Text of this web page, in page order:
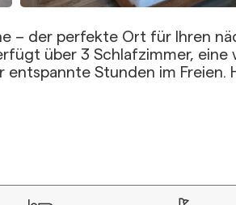
– der perfekte Ort für Ihren
über 3 Schlafzimmer,
Stunden im Freien.